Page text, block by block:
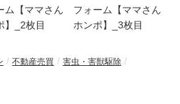
不動産売買
害虫・害獣駆除